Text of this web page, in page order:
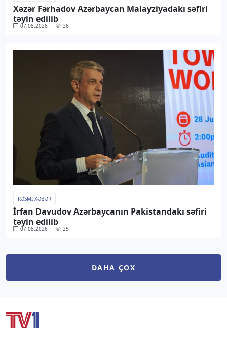
Xəzər Fərhadov Azərbaycan Malayziyadakı səfiri
təyin edilib
07.08.2026 26
RƏSMI XƏBƏR
İrfan Davudov Azərbaycanın Pakistandakı səfiri
təyin edilib
07.08.2026 25
DAHA ÇOX